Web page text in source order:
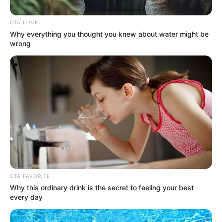
Archivo
Un desconocido ha envenado alrededor de diez perros en
Soacha.
Por:Winnie Rodríguez
Agosto 2, 2022
CTA LOVE
Why everything you thought you knew about water might be
wrong
CTA FAVORITE
Why this ordinary drink is the secret to feeling your best
every day